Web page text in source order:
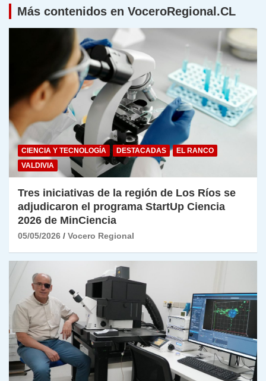
Más contenidos en VoceroRegional.CL
CIENCIA Y TECNOLOGÍA DESTACADAS
EL RANCO
VALDIVIA
Tres iniciativas de la región de Los Ríos se
adjudicaron el programa StartUp Ciencia
2026 de MinCiencia
05/05/2026 Vocero Regional